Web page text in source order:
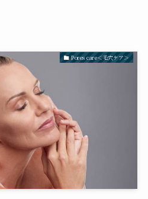
Pores care＜毛穴ケア＞